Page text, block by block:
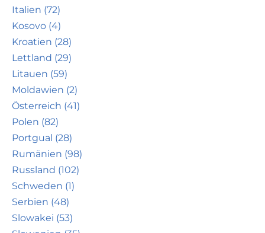
Italien (72)
Kosovo (4)
Kroatien (28)
Lettland (29)
Litauen (59)
Moldawien (2)
Österreich (41)
Polen (82)
Portgual (28)
Rumänien (98)
Russland (102)
Schweden (1)
Serbien (48)
Slowakei (53)